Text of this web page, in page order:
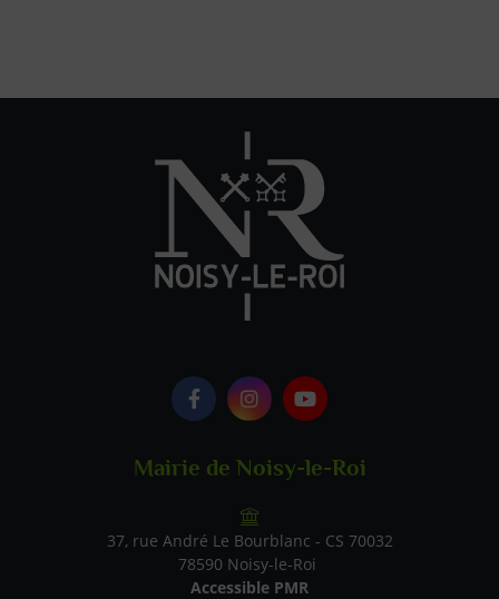
Logo Facebook
Logo Instagram
Logo Youtube
Mairie de Noisy-le-Roi
37, rue André Le Bourblanc - CS 70032
78590 Noisy-le-Roi
Accessible PMR